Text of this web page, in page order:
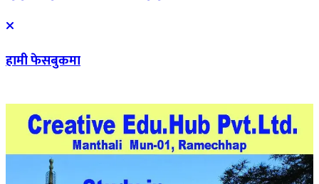
हामी फेसबुकमा